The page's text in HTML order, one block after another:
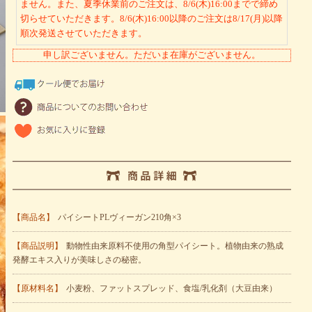
ません。また、夏季休業前のご注文は、8/6(木)16:00までで締め
切らせていただきます。8/6(木)16:00以降のご注文は8/17(月)以降
順次発送させていただきます。
申し訳ございません。ただいま在庫がございません。
【商品名】 パイシートPLヴィーガン210角×3
【商品説明】
動物性由来原料不使用の角型パイシート。植物由来の熟成
発酵エキス入りが美味しさの秘密。
【原材料名】 小麦粉、ファットスプレッド、食塩/乳化剤（大豆由来）